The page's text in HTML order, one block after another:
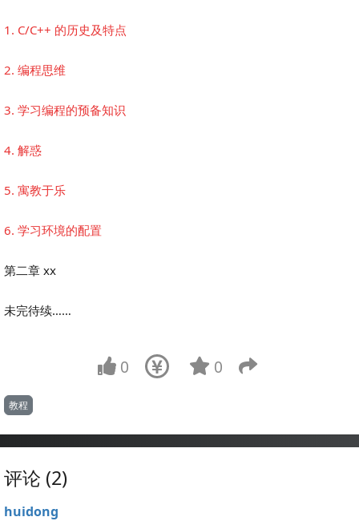
1. C/C++ 的历史及特点
2. 编程思维
3. 学习编程的预备知识
4. 解惑
5. 寓教于乐
6. 学习环境的配置
第二章 xx
未完待续……
0 0
教程
评论 (2)
huidong